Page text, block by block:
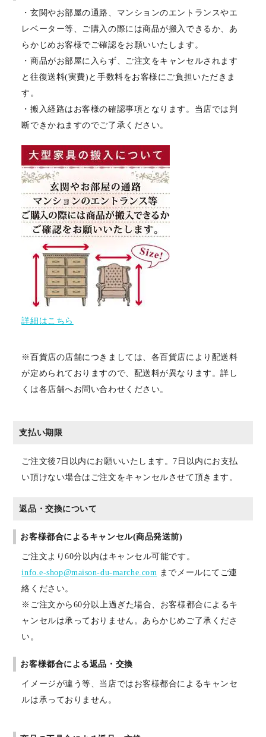
・玄関やお部屋の通路、マンションのエントランスやエ
レベーター等、ご購入の際には商品が搬入できるか、あ
らかじめお客様でご確認をお願いいたします。
・商品がお部屋に入らず、ご注文をキャンセルされます
と往復送料(実費)と手数料をお客様にご負担いただきま
す。
・搬入経路はお客様の確認事項となります。当店では判
断できかねますのでご了承ください。
詳細はこちら
※百貨店の店舗につきましては、各百貨店により配送料
が定められておりますので、配送料が異なります。詳し
くは各店舗へお問い合わせください。
支払い期限
ご注文後7日以内にお願いいたします。7日以内にお支払
い頂けない場合はご注文をキャンセルさせて頂きます。
返品・交換について
お客様都合によるキャンセル(商品発送前)
ご注文より60分以内はキャンセル可能です。
info.e-shop@maison-du-marche.com までメールにてご連
絡ください。
※ご注文から60分以上過ぎた場合、お客様都合によるキ
ャンセルは承っておりません。あらかじめご了承くださ
い。
お客様都合による返品・交換
イメージが違う等、当店ではお客様都合によるキャンセ
ルは承っておりません。